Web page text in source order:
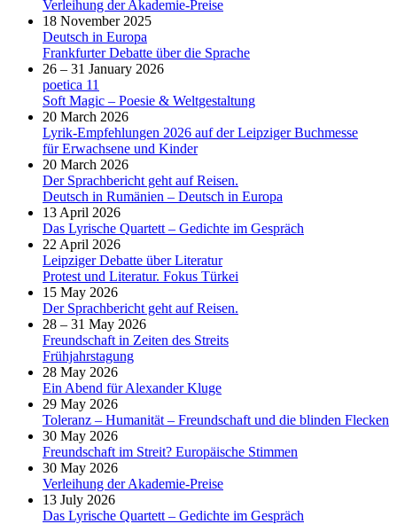
Verleihung der Akademie-Preise
18 November 2025
Deutsch in Europa
Frankfurter Debatte über die Sprache
26 – 31 January 2026
poetica 11
Soft Magic – Poesie & Weltgestaltung
20 March 2026
Lyrik-Empfehlungen 2026 auf der Leipziger Buchmesse
für Erwachsene und Kinder
20 March 2026
Der Sprachbericht geht auf Reisen.
Deutsch in Rumänien – Deutsch in Europa
13 April 2026
Das Lyrische Quartett – Gedichte im Gespräch
22 April 2026
Leipziger Debatte über Literatur
Protest und Literatur. Fokus Türkei
15 May 2026
Der Sprachbericht geht auf Reisen.
28 – 31 May 2026
Freundschaft in Zeiten des Streits
Frühjahrstagung
28 May 2026
Ein Abend für Alexander Kluge
29 May 2026
Toleranz – Humanität – Freundschaft und die blinden Flecken
30 May 2026
Freundschaft im Streit? Europäische Stimmen
30 May 2026
Verleihung der Akademie-Preise
13 July 2026
Das Lyrische Quartett – Gedichte im Gespräch